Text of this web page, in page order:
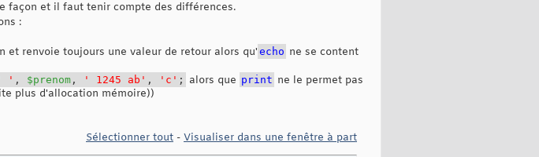
façon et il faut tenir compte des différences.
:
et renvoie toujours une valeur de retour alors qu' echo ne se content
' , $prenom , ' 1245 ab' , 'c' ; alors que print ne le permet pas
plus d'allocation mémoire))
Sélectionner tout - Visualiser dans une fenêtre à part